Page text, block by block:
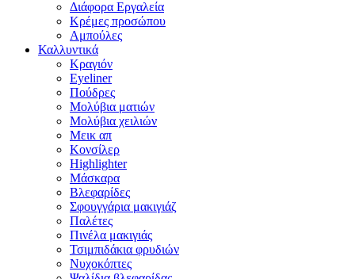
Διάφορα Εργαλεία
Κρέμες προσώπου
Αμπούλες
Καλλυντικά
Κραγιόν
Eyeliner
Πούδρες
Μολύβια ματιών
Μολύβια χειλιών
Μεικ απ
Κονσίλερ
Highlighter
Μάσκαρα
Βλεφαρίδες
Σφουγγάρια μακιγιάζ
Παλέτες
Πινέλα μακιγιάς
Τσιμπιδάκια φρυδιών
Νυχοκόπτες